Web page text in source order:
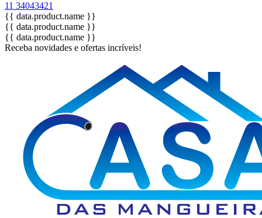
11 34043421
{{ data.product.name }}
{{ data.product.name }}
{{ data.product.name }}
Receba novidades e ofertas incríveis!